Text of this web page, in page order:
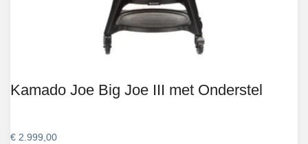
Kamado Joe Big Joe III met Onderstel
€ 2.999,00